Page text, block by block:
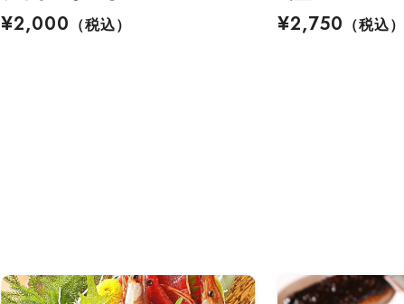
¥2,000
（税込）
¥2,750
（税込）